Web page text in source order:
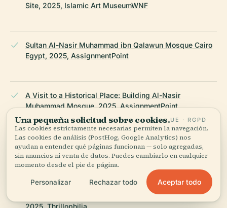
Site, 2025, Islamic Art MuseumWNF
Sultan Al-Nasir Muhammad ibn Qalawun Mosque Cairo
Egypt, 2025, AssignmentPoint
A Visit to a Historical Place: Building Al-Nasir
Muhammad Mosque, 2025, AssignmentPoint
Mosque of Al-Nasir Muhammad ibn Qalawun
(Wikipedia), 2025
Cairo Citadel: Visiting Information and Historical Guide,
Una pequeña solicitud sobre cookies.UE · RGPD
Las cookies estrictamente necesarias permiten la navegación.
Las cookies de análisis (PostHog, Google Analytics) nos
ayudan a entender qué páginas funcionan — solo agregadas,
sin anuncios ni venta de datos. Puedes cambiarlo en cualquier
momento desde el pie de página.
Personalizar Rechazar todo Aceptar todo